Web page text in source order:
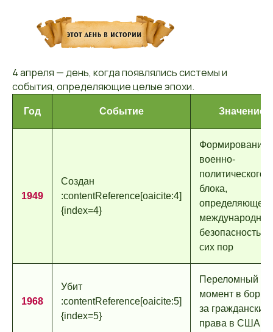
4 апреля — день, когда появлялись системы и
события, определяющие целые эпохи.
Год Событие Значение
1949
Создан
:contentReference[oaicite:4]
{index=4}
Формирование
военно-
политического
блока,
определяющего
международную
безопасность
сих пор
1968
Убит
:contentReference[oaicite:5]
{index=5}
Переломный
момент в
за гражданские
права в США